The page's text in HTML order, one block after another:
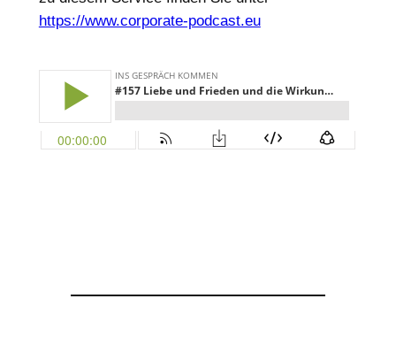
https://www.corporate-podcast.eu